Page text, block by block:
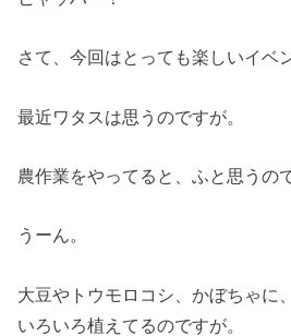
さて、今回はとっても楽しいイベ
最近ワタスは思うのですが。
農作業をやってると、ふと思うの
うーん。
大豆やトウモロコシ、かぼちゃに
いろいろ植えてるのですが。